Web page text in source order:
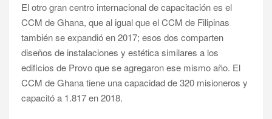
El otro gran centro internacional de capacitación es el
CCM de Ghana, que al igual que el CCM de Filipinas
también se expandió en 2017; esos dos comparten
diseños de instalaciones y estética similares a los
edificios de Provo que se agregaron ese mismo año. El
CCM de Ghana tiene una capacidad de 320 misioneros y
capacitó a 1.817 en 2018.